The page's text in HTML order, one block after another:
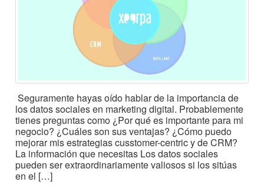
Seguramente hayas oído hablar de la importancia de
los datos sociales en marketing digital. Probablemente
tienes preguntas como ¿Por qué es importante para mi
negocio? ¿Cuáles son sus ventajas? ¿Cómo puedo
mejorar mis estrategias cusstomer-centric y de CRM?
La información que necesitas Los datos sociales
pueden ser extraordinariamente valiosos si los sitúas
en el […]